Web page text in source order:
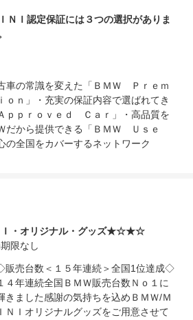
項目にも上るポイントを徹底的にチェック致
ＮＩ認定保証には３つの選択がありま
車の常識を変えた「ＢＭＷ Ｐｒｅｍ
ｎ」・充実の保証内容で選ばれてき
ｐｐｒｏｖｅｄ Ｃａｒ」・高品質を
だから提供できる「ＢＭＷ Ｕｓｅ
全国をカバーするネットワーク
・オリジナル・グッズ★☆★☆
限なし
売台数＜１５年連続＞全国1位達成◇
４年連続全国ＢＭＷ販売台数Ｎｏ１に
きました感謝の気持ちを込めＢＭＷ/Ｍ
ＩＮＩオリジナルグッズをご用意させて